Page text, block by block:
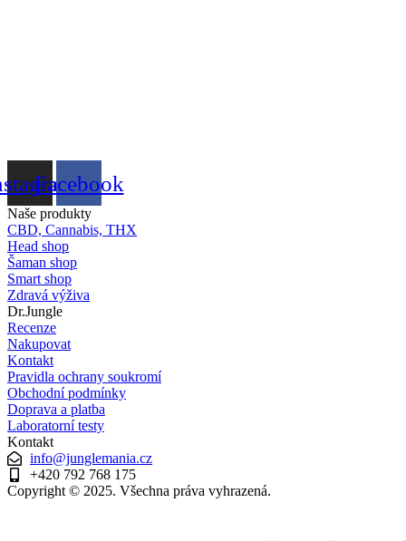
Facebook
Naše produkty
CBD, Cannabis, THX
Head shop
Šaman shop
Smart shop
Zdravá výživa
Dr.Jungle
Recenze
Nakupovat
Kontakt
Pravidla ochrany soukromí
Obchodní podmínky
Doprava a platba
Laboratorní testy
Kontakt
info@junglemania.cz
+420 792 768 175
Copyright © 2025. Všechna práva vyhrazená.